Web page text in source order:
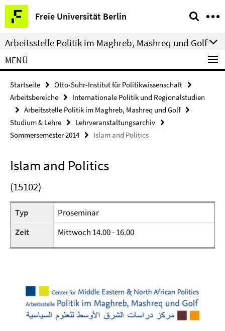
Springe
direkt
zu
Inhalt
Freie Universität Berlin
Service-
Navigation
Arbeitsstelle Politik im Maghreb, Mashreq und Golf
MENÜ
Startseite
Otto-Suhr-Institut für Politikwissenschaft
Arbeitsbereiche
Internationale Politik und Regionalstudien
Arbeitsstelle Politik im Maghreb, Mashreq und Golf
Studium & Lehre
Lehrveranstaltungsarchiv
Sommersemester 2014
Islam and Politics
Islam and Politics
(15102)
Typ
Proseminar
Zeit
Mittwoch 14.00 - 16.00